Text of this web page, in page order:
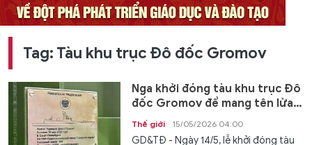
Tag: Tàu khu trục Đô đốc Gromov
Nga khởi đóng tàu khu trục Đô
đốc Gromov để mang tên lửa
Zircon
Thế giới 15/05/2026 04:00
GD&TĐ - Ngày 14/5, lễ khởi đóng tàu